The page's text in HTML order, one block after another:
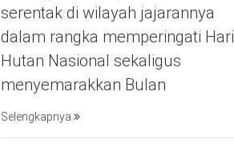
serentak di wilayah jajarannya
dalam rangka memperingati Hari
Hutan Nasional sekaligus
menyemarakkan Bulan
Selengkapnya